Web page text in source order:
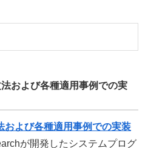
および各種適用事例での実
および各種適用事例での実装
が開発したシステムプログ